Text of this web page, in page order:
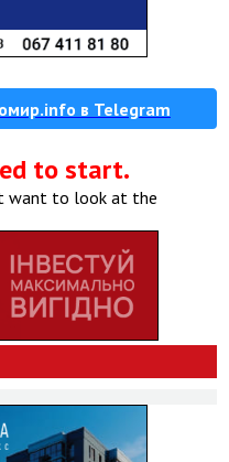
в Telegram
to start.
want to look at the